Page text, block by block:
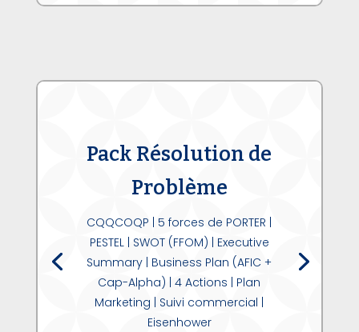
Pack Résolution de
Problème
CQQCOQP | 5 forces de PORTER |
PESTEL | SWOT (FFOM) | Executive
Summary | Business Plan (AFIC +
Cap-Alpha) | 4 Actions | Plan
Marketing | Suivi commercial |
Eisenhower